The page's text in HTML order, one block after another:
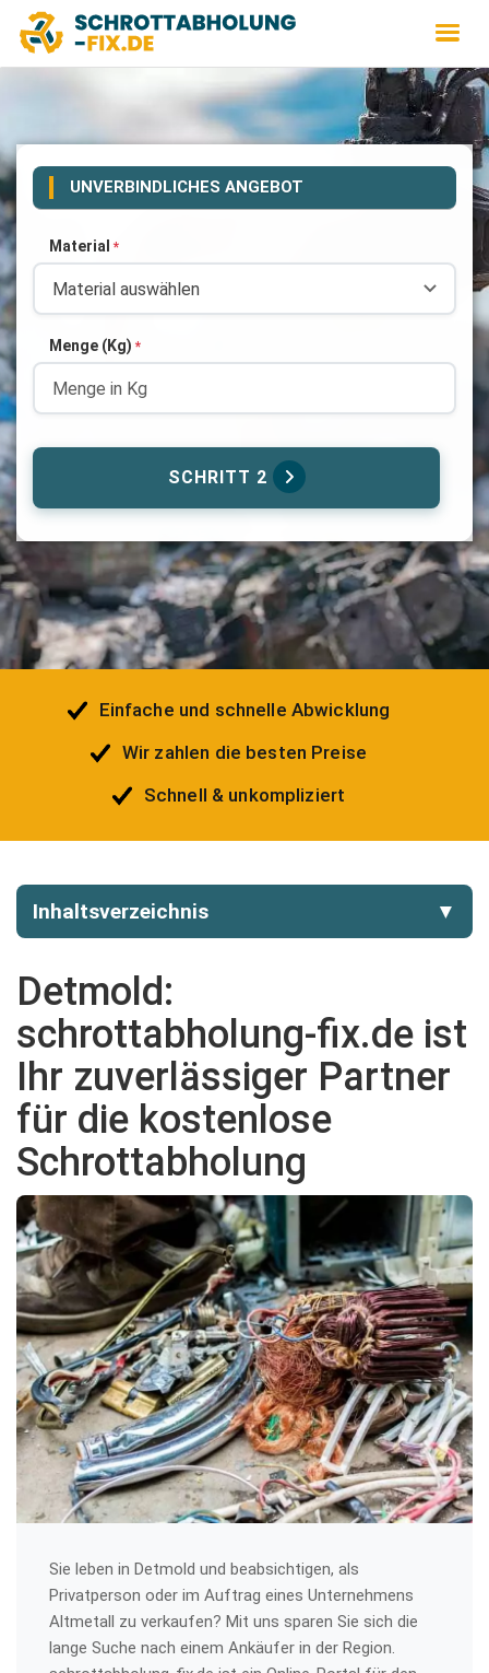
UNVERBINDLICHES ANGEBOT
Material *
Menge (Kg) *
SCHRITT 2
Einfache und schnelle Abwicklung
Wir zahlen die besten Preise
Schnell & unkompliziert
Inhaltsverzeichnis ▼
Detmold:
schrottabholung-fix.de ist
Ihr zuverlässiger Partner
für die kostenlose
Schrottabholung
Sie leben in Detmold und beabsichtigen, als
Privatperson oder im Auftrag eines Unternehmens
Altmetall zu verkaufen? Mit uns sparen Sie sich die
lange Suche nach einem Ankäufer in der Region.